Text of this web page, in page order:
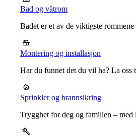
Bad og våtrom
Badet er et av de viktigste
Montering og installasjon
Har du funnet det du vil ha? La oss
Sprinkler og brannsikring
Trygghet for deg og familien – med